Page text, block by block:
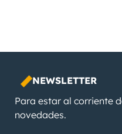
NEWSLETTER
Para estar al corriente
novedades.